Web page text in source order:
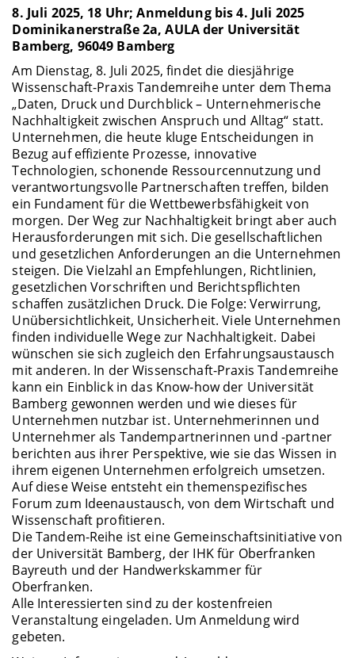
8. Juli 2025, 18 Uhr; Anmeldung bis 4. Juli 2025
Dominikanerstraße 2a, AULA der Universität
Bamberg, 96049 Bamberg
Am Dienstag, 8. Juli 2025, findet die diesjährige
Wissenschaft-Praxis Tandemreihe unter dem Thema
„Daten, Druck und Durchblick – Unternehmerische
Nachhaltigkeit zwischen Anspruch und Alltag“ statt.
Unternehmen, die heute kluge Entscheidungen in
Bezug auf effiziente Prozesse, innovative
Technologien, schonende Ressourcennutzung und
verantwortungsvolle Partnerschaften treffen, bilden
ein Fundament für die Wettbewerbsfähigkeit von
morgen. Der Weg zur Nachhaltigkeit bringt aber auch
Herausforderungen mit sich. Die gesellschaftlichen
und gesetzlichen Anforderungen an die Unternehmen
steigen. Die Vielzahl an Empfehlungen, Richtlinien,
gesetzlichen Vorschriften und Berichtspflichten
schaffen zusätzlichen Druck. Die Folge: Verwirrung,
Unübersichtlichkeit, Unsicherheit. Viele Unternehmen
finden individuelle Wege zur Nachhaltigkeit. Dabei
wünschen sie sich zugleich den Erfahrungsaustausch
mit anderen. In der Wissenschaft-Praxis Tandemreihe
kann ein Einblick in das Know-how der Universität
Bamberg gewonnen werden und wie dieses für
Unternehmen nutzbar ist. Unternehmerinnen und
Unternehmer als Tandempartnerinnen und -partner
berichten aus ihrer Perspektive, wie sie das Wissen in
ihrem eigenen Unternehmen erfolgreich umsetzen.
Auf diese Weise entsteht ein themenspezifisches
Forum zum Ideenaustausch, von dem Wirtschaft und
Wissenschaft profitieren.
Die Tandem-Reihe ist eine Gemeinschaftsinitiative von
der Universität Bamberg, der IHK für Oberfranken
Bayreuth und der Handwerkskammer für
Oberfranken.
Alle Interessierten sind zu der kostenfreien
Veranstaltung eingeladen. Um Anmeldung wird
gebeten.